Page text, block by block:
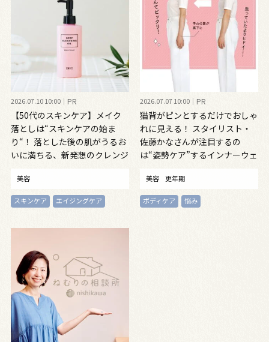
2026.07.10 10:00 PR
【50代のスキンケア】メイク
落としは“スキンケアの始ま
り“！ 落とした後の肌がうるお
いに満ちる、新発想のクレンジ
美容
スキンケア エイジングケア
2026.07.07 10:00 PR
猫背がピンとするだけでおしゃ
れに見える！ スタイリスト・
佐藤かなさんが注目するの
は“姿勢ケア”するインナーウェ
美容 更年期
ボディケア 悩み